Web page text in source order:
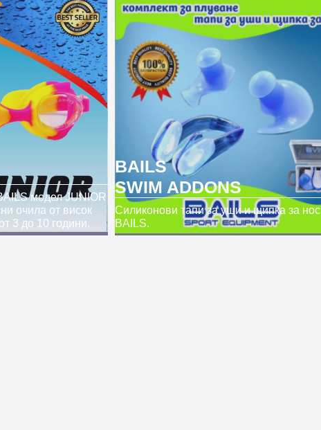
модел JUNIOR
очила от висок
3 до 10 години.
BAILS
SWIM ADDONS
Силиконови тапи за уши и щипка за нос
BAILS.